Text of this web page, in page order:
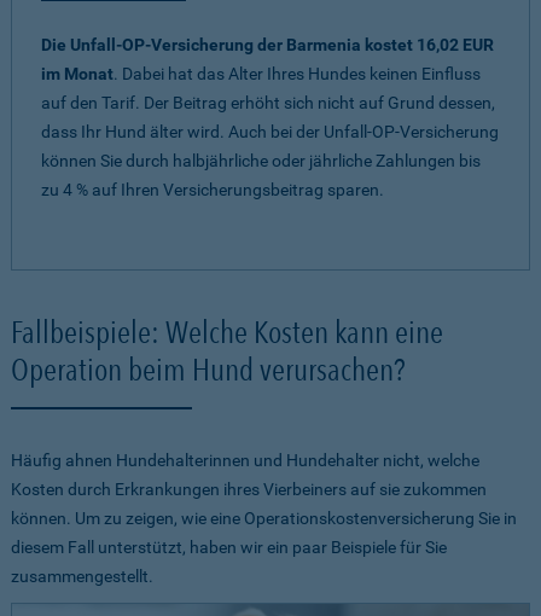
Die Unfall-OP-Versicherung der Barmenia kostet 16,02 EUR
im Monat. Dabei hat das Alter Ihres Hundes keinen Einfluss
auf den Tarif. Der Beitrag erhöht sich nicht auf Grund dessen,
dass Ihr Hund älter wird. Auch bei der Unfall-OP-Versicherung
können Sie durch halbjährliche oder jährliche Zahlungen bis
zu 4 % auf Ihren Versicherungsbeitrag sparen.
Fallbeispiele: Welche Kosten kann eine
Operation beim Hund verursachen?
Häufig ahnen Hundehalterinnen und Hundehalter nicht, welche
Kosten durch Erkrankungen ihres Vierbeiners auf sie zukommen
können. Um zu zeigen, wie eine Operationskostenversicherung Sie in
diesem Fall unterstützt, haben wir ein paar Beispiele für Sie
zusammengestellt.